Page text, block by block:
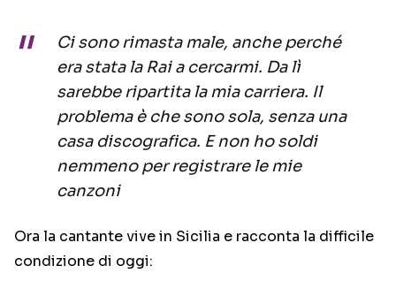
Ci sono rimasta male, anche perché
era stata la Rai a cercarmi. Da lì
sarebbe ripartita la mia carriera. Il
problema è che sono sola, senza una
casa discografica. E non ho soldi
nemmeno per registrare le mie
canzoni
Ora la cantante vive in Sicilia e racconta la difficile
condizione di oggi: